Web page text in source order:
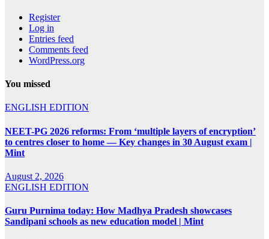
Register
Log in
Entries feed
Comments feed
WordPress.org
You missed
ENGLISH EDITION
NEET-PG 2026 reforms: From ‘multiple layers of encryption’
to centres closer to home — Key changes in 30 August exam |
Mint
August 2, 2026
ENGLISH EDITION
Guru Purnima today: How Madhya Pradesh showcases
Sandipani schools as new education model | Mint